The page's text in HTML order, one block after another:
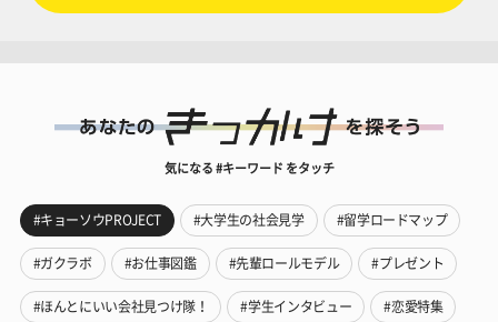
気になる #キーワード をタッチ
#キョーソウPROJECT #大学生の社会見学 #留学ロードマップ
#ガクラボ #お仕事図鑑 #先輩ロールモデル #プレゼント
#ほんとにいい会社見つけ隊！ #学生インタビュー #恋愛特集